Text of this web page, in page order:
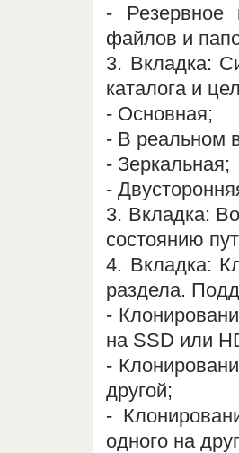
- Резервное
файлов и
3. Вкладка:
каталога и
- Основная;
- В реальном
- Зеркальная;
-
3. Вкладка:
состоянию
4. Вкладка:
раздела.
-
на SSD или
-
другой;
-
одного на